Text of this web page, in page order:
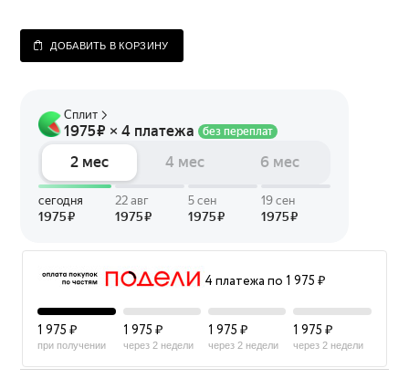
ДОБАВИТЬ В КОРЗИНУ
4 платежа по 1 975 ₽
1 975 ₽
при получении
1 975 ₽
через 2 недели
1 975 ₽
через 2 недели
1 975 ₽
через 2 недели